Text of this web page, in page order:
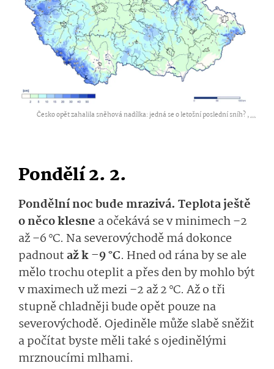
Česko opět zahalila sněhová nadílka: jedná se o letošní poslední sníh? ,...
Pondělí 2. 2.
Pondělní noc bude mrazivá. Teplota ještě
o něco klesne a očekává se v minimech –2
až –6 °C. Na severovýchoděmá dokonce
padnoutažk –9°C. Hned od rána by se ale
mělo trochu oteplit a přesden by mohlo být
v maximech už mezi –2 až 2 °C. Až o tři
stupně chladněji bude opět pouze na
severovýchodě­. Ojediněle může slabě sněžit
a počítat byste měli také s ojedinělými
mrznoucími mlhami.